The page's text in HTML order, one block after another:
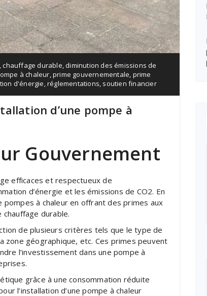
,chauffage durable,diminution des émissions de
à chaleur,prime gouvernementale, prime
d'énergie,réglementations, soutien financier
d’une pompe à
Gouvernement
efficaces et respectueux de
d’énergie et les émissions de CO2. En
pompes à chaleur en offrant des primes aux
durable.
de plusieurs critères tels que le type de
zone géographique, etc. Ces primes peuvent
l’investissement dans une pompe à
grâce à une consommation réduite
l’installation d’une pompe à chaleur